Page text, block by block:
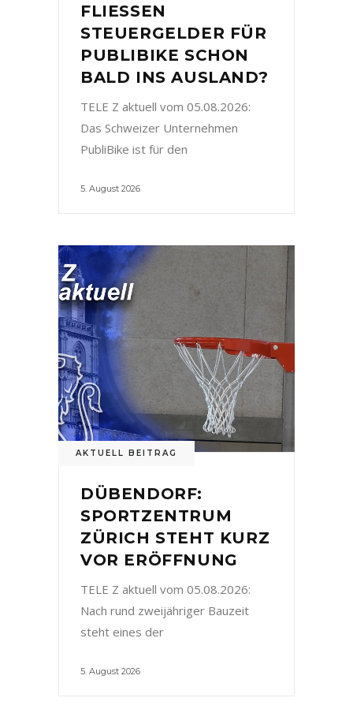
FLIESSEN
STEUERGELDER FÜR
PUBLIBIKE SCHON
BALD INS AUSLAND?
TELE Z aktuell vom 05.08.2026:
Das Schweizer Unternehmen
PubliBike ist für den
5. August 2026
AKTUELL BEITRAG
DÜBENDORF:
SPORTZENTRUM
ZÜRICH STEHT KURZ
VOR ERÖFFNUNG
TELE Z aktuell vom 05.08.2026:
Nach rund zweijähriger Bauzeit
steht eines der
5. August 2026